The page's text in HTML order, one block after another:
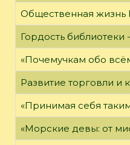
Общественная жизнь
Гордость библиотеки
«Почемучкам обо
Развитие торговли и
«Принимая себя
«Морские девы: от